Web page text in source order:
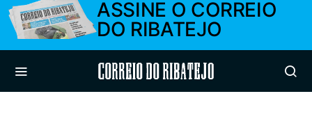
ASSINE O CORREIO
DO RIBATEJO
Correio do Ribatejo